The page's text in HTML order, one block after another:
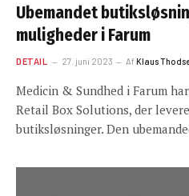
Ubemandet
muligheder i Farum
DETAIL 27. juni 2023 AfKlaus
Medicin & Sundhed i Farum
Retail Box Solutions, der
butiksløsninger. Den